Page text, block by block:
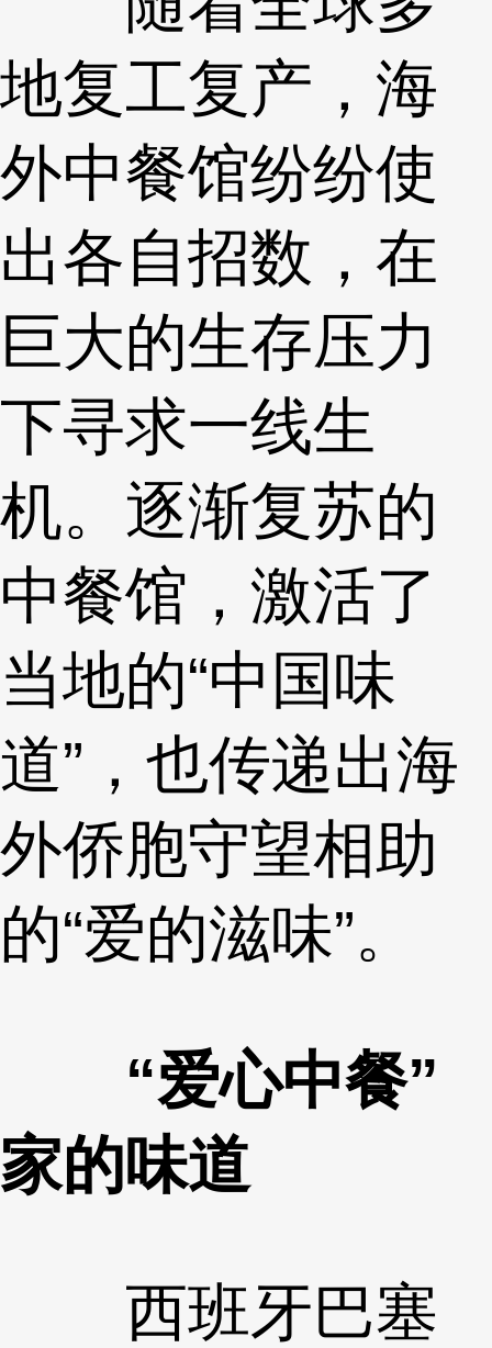
地复工复产，海
外中餐馆纷纷使
出各自招数，在
巨大的生存压力
下寻求一线生
机。逐渐复苏的
中餐馆，激活了
当地的“中国味
道”，也传递出海
外侨胞守望相助
的“爱的滋味”。
“爱心中餐”
家的味道
西班牙巴塞